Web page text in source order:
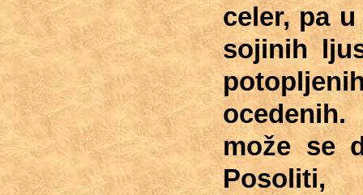
celer, pa
sojinih
može se